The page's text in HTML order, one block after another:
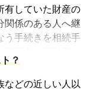
きの相談をして
でしょう。
税理士試験の必修
を取る時に選択し
なります。
行っている士業
有していた財産の
関係のある人へ継
う手続きを相続手
預貯金や不動産、
の財産を配偶者
継ぐ手続きのこと
？
などの近しい人以